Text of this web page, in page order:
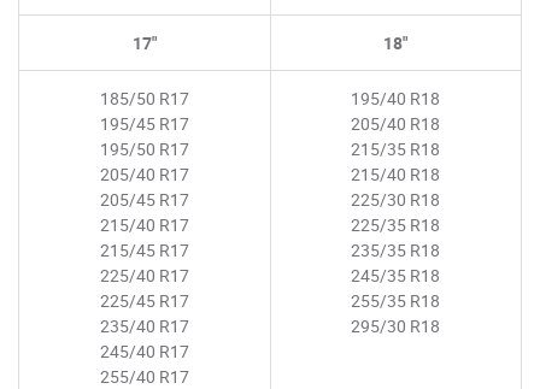
17"
185/50 R17
195/45 R17
195/50 R17
205/40 R17
205/45 R17
215/40 R17
215/45 R17
225/40 R17
225/45 R17
235/40 R17
245/40 R17
255/40 R17
18"
195/40 R18
205/40 R18
215/35 R18
215/40 R18
225/30 R18
225/35 R18
235/35 R18
245/35 R18
255/35 R18
295/30 R18